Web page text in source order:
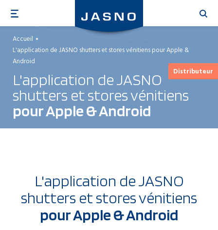
contenu
principal
Distributeur
Accueil
L'application de JASNO shutters et stores vénitiens pour Apple &
Android
L'application de JASNO
shutters et stores vénitiens
pour Apple & Android
L'application de JASNO
shutters et stores vénitiens
pour Apple & Android